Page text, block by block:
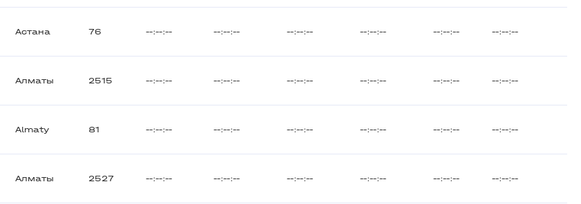
Астана 76 --:--:-- --:--:-- --:--:-- --:--:-- --:--:-- --:--:--
Алматы 2515 --:--:-- --:--:-- --:--:-- --:--:-- --:--:-- --:--:--
Almaty 81 --:--:-- --:--:-- --:--:-- --:--:-- --:--:-- --:--:--
Алматы 2527 --:--:-- --:--:-- --:--:-- --:--:-- --:--:-- --:--:--